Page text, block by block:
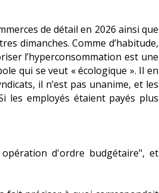
de détail en 2026 ainsi que
dimanches. Comme d’habitude,
l’hyperconsommation est une
qui se veut « écologique ». Il en
il n’est pas unanime, et les
les employés étaient payés plus
d'ordre budgétaire", et